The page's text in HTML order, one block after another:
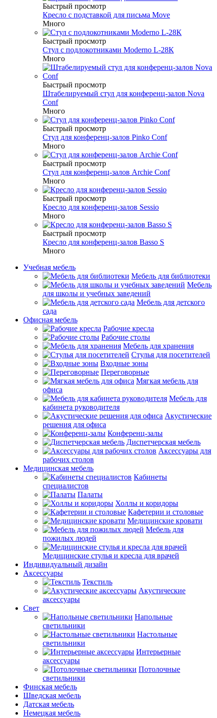
Быстрый просмотр
Кресло с подставкой для письма Move
Много
Быстрый просмотр
Стул с подлокотниками Moderno L-28К
Много
Быстрый просмотр
Штабелируемый стул для конференц-залов Nova
Conf
Много
Быстрый просмотр
Стул для конференц-залов Pinko Conf
Много
Быстрый просмотр
Стул для конференц-залов Archie Conf
Много
Быстрый просмотр
Кресло для конференц-залов Sessio
Много
Быстрый просмотр
Кресло для конференц-залов Basso S
Много
Учебная мебель
Мебель для библиотеки
Мебель
для школы и учебных заведений
Мебель для детского
сада
Офисная мебель
Рабочие кресла
Рабочие столы
Мебель для хранения
Стулья для посетителей
Входные зоны
Переговорные
Мягкая мебель для
офиса
Мебель для
кабинета руководителя
Акустические
решения для офиса
Конференц-залы
Диспетчерская мебель
Аксессуары для
рабочих столов
Медицинская мебель
Кабинеты
специалистов
Палаты
Холлы и коридоры
Кафетерии и столовые
Медицинские кровати
Мебель для
пожилых людей
Медицинские стулья и кресла для врачей
Индивидуальный дизайн
Аксессуары
Текстиль
Акустические
аксессуары
Свет
Напольные
светильники
Настольные
светильники
Интерьерные
аксессуары
Потолочные
светильники
Финская мебель
Шведская мебель
Датская мебель
Немецкая мебель